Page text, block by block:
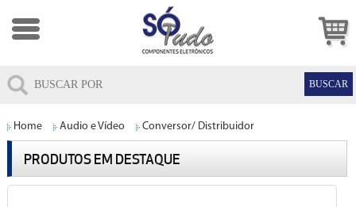
Home Audio e Vídeo Conversor/ Distribuidor
PRODUTOS EM DESTAQUE